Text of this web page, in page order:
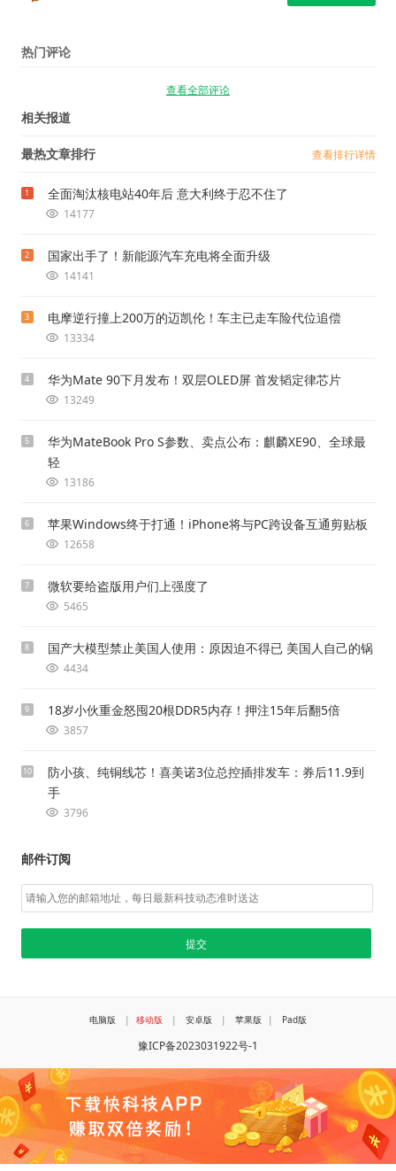
热门评论
查看全部评论
相关报道
最热文章排行 查看排行详情
1 全面淘汰核电站40年后 意大利终于忍不住了
14177
2 国家出手了！新能源汽车充电将全面升级
14141
3 电摩逆行撞上200万的迈凯伦！车主已走车险代位追偿
13334
4 华为Mate 90下月发布！双层OLED屏 首发韬定律芯片
13249
5
华为MateBook Pro S参数、卖点公布：麒麟XE90、全球最
轻
13186
6 苹果Windows终于打通！iPhone将与PC跨设备互通剪贴板
12658
7 微软要给盗版用户们上强度了
5465
8 国产大模型禁止美国人使用：原因迫不得已 美国人自己的锅
4434
9 18岁小伙重金怒囤20根DDR5内存！押注15年后翻5倍
3857
10
防小孩、纯铜线芯！喜美诺3位总控插排发车：券后11.9到
手
3796
邮件订阅
电脑版 | 移动版 | 安卓版 | 苹果版 | Pad版
豫ICP备2023031922号-1